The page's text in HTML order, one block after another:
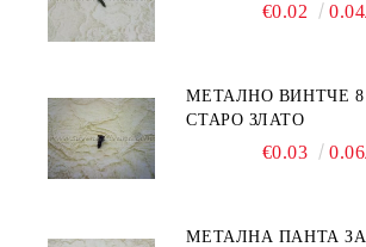
€0.02
МЕТАЛНО ВИНТЧЕ
СТАРО ЗЛАТО
€0.03
МЕТАЛНА ПАНТА